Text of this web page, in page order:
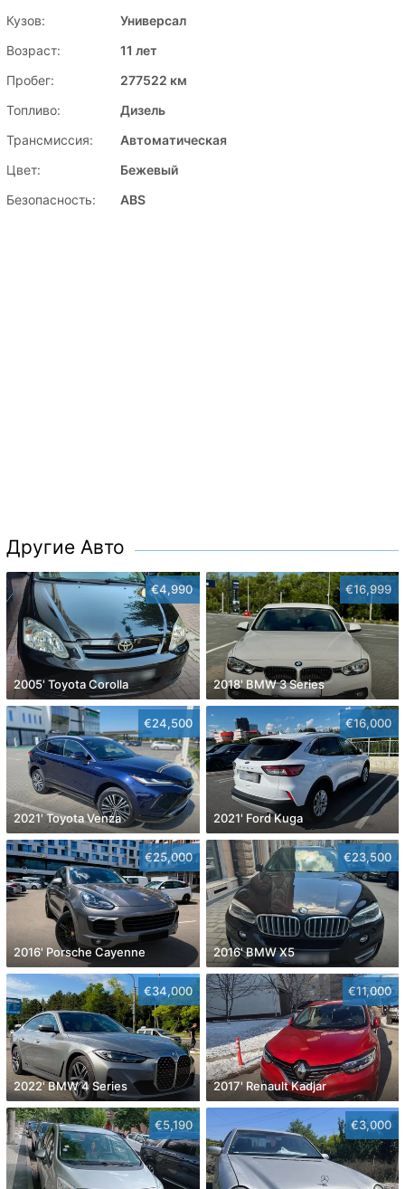
Кузов:
Универсал
Возраст:
11 лет
Пробег:
277522 км
Топливо:
Дизель
Трансмиссия:
Автоматическая
Цвет:
Бежевый
Безопасность:
ABS
Другие Авто
€4,990
2005' Toyota Corolla
€16,999
2018' BMW 3 Series
€24,500
2021' Toyota Venza
€16,000
2021' Ford Kuga
€25,000
2016' Porsche Cayenne
€23,500
2016' BMW X5
€34,000
2022' BMW 4 Series
€11,000
2017' Renault Kadjar
€5,190 €3,000